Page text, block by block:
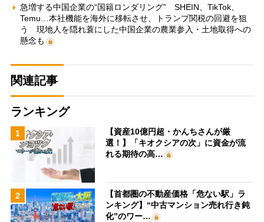
急増する中国企業の“国籍ロンダリング” SHEIN、TikTok、
Temu…本社機能を海外に移転させ、トランプ関税の回避を狙
う 現地人を隠れ蓑にした中国企業の農業参入・土地取得への
懸念も
関連記事
ランキング
1
【資産10億円超・かんちさんが厳
選！】「キオクシアの次」に資金が流
れる期待の高…
2
【首都圏の不動産価格「危ない駅」ラ
ンキング】“中古マンション売れ行き鈍
化”のワー…